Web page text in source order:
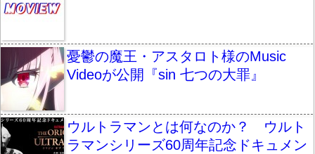
憂鬱の魔王・アスタロト様のMusic
Videoが公開『sin 七つの大罪』
ウルトラマンとは何なのか？ ウルト
ラマンシリーズ60周年記念ドキュメン